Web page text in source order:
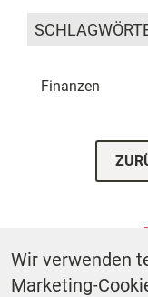
Finanzen
Footer First
MESSE KOMMUNAL
Wir verwenden
Marketing-